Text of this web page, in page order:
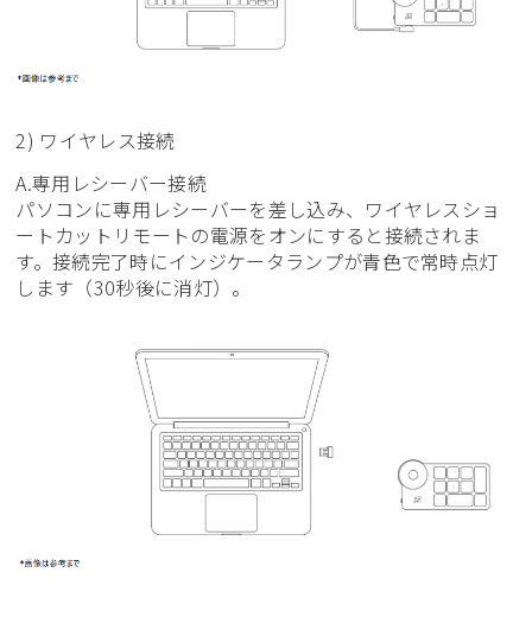
2) ワイヤレス接続
A.専用レシーバー接続
パソコンに専用レシーバーを差し込み、ワイヤレスショ
ートカットリモートの電源をオンにすると接続されま
す。接続完了時にインジケータランプが青色で常時点灯
します（30秒後に消灯）。